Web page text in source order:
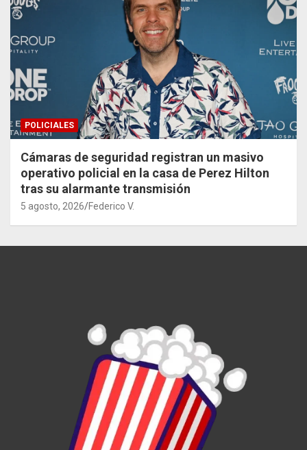
POLICIALES
Cámaras de seguridad registran un masivo
operativo policial en la casa de Perez Hilton
tras su alarmante transmisión
5 agosto, 2026 Federico V.